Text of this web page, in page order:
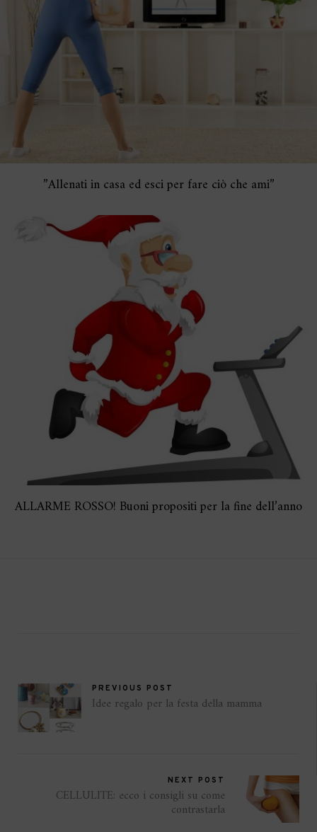
”Allenati in casa ed esci per fare ciò che ami”
ALLARME ROSSO! Buoni propositi per la fine dell’anno
PREVIOUS POST
Idee regalo per la festa della mamma
NEXT POST
CELLULITE: ecco i consigli su come
contrastarla